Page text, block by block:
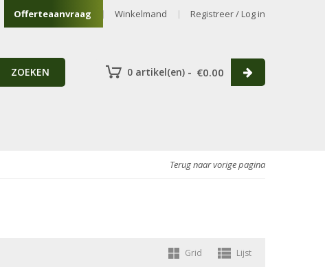
Offerteaanvraag Winkelmand Registreer / Log in
ZOEKEN 0 artikel(en) - €0.00
Terug naar vorige pagina
Grid Lijst